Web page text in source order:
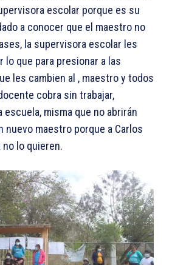
escolar porque es su
a conocer que el maestro no
la supervisora escolar les
lo que para presionar a las
les cambien al , maestro y todos
cobra sin trabajar,
misma que no abrirán
nuevo maestro porque a Carlos
no lo quieren.